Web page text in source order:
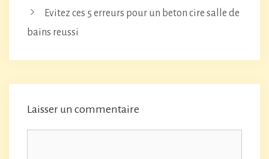
Evitez ces 5 erreurs pour un beton cire salle de
bains reussi
Laisser un commentaire